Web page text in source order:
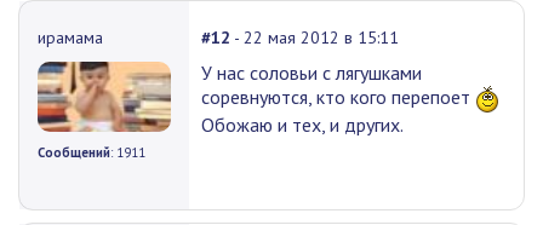
ирамама
Сообщений: 1911
#12 - 22 мая 2012 в 15:11
У нас соловьи с лягушками
соревнуются, кто кого перепоет
Обожаю и тех, и других.